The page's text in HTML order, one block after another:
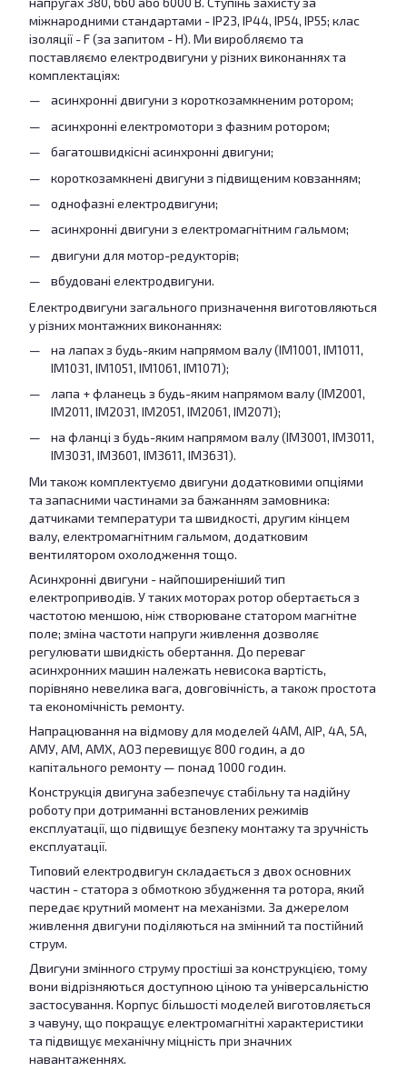
міжнародними стандартами - IP23, IP44, IP54, IP55; клас
ізоляції - F (за запитом - H). Ми виробляємо та
поставляємо електродвигуни у різних виконаннях та
комплектаціях:
асинхронні двигуни з короткозамкненим ротором;
асинхронні електромотори з фазним ротором;
багатошвидкісні асинхронні двигуни;
короткозамкнені двигуни з підвищеним ковзанням;
однофазні електродвигуни;
асинхронні двигуни з електромагнітним гальмом;
двигуни для мотор-редукторів;
вбудовані електродвигуни.
Електродвигуни загального призначення виготовляються
у різних монтажних виконаннях:
на лапах з будь-яким напрямом валу (IM1001, IM1011,
IM1031, IM1051, IM1061, IM1071);
лапа + фланець з будь-яким напрямом валу (IM2001,
IM2011, IM2031, IM2051, IM2061, IM2071);
на фланці з будь-яким напрямом валу (IM3001, IM3011,
IM3031, IM3601, IM3611, IM3631).
Ми також комплектуємо двигуни додатковими опціями
та запасними частинами за бажанням замовника:
датчиками температури та швидкості, другим кінцем
валу, електромагнітним гальмом, додатковим
вентилятором охолодження тощо.
Асинхронні двигуни - найпоширеніший тип
електроприводів. У таких моторах ротор обертається з
частотою меншою, ніж створюване статором магнітне
поле; зміна частоти напруги живлення дозволяє
регулювати швидкість обертання. До переваг
асинхронних машин належать невисока вартість,
порівняно невелика вага, довговічність, а також простота
та економічність ремонту.
Напрацювання на відмову для моделей 4АМ, АІР, 4А, 5А,
АМУ, АМ, АМХ, АО3 перевищує 800 годин, а до
капітального ремонту — понад 1000 годин.
Конструкція двигуна забезпечує стабільну та надійну
роботу при дотриманні встановлених режимів
експлуатації, що підвищує безпеку монтажу та зручність
експлуатації.
Типовий електродвигун складається з двох основних
частин - статора з обмоткою збудження та ротора, який
передає крутний момент на механізми. За джерелом
живлення двигуни поділяються на змінний та постійний
струм.
Двигуни змінного струму простіші за конструкцією, тому
вони відрізняються доступною ціною та універсальністю
застосування. Корпус більшості моделей виготовляється
з чавуну, що покращує електромагнітні характеристики
та підвищує механічну міцність при значних
навантаженнях.